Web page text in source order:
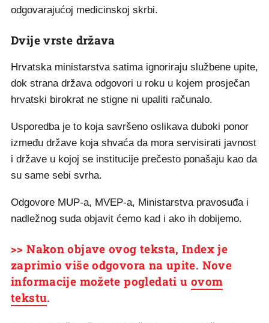
odgovarajućoj medicinskoj skrbi.
Dvije vrste država
Hrvatska ministarstva satima ignoriraju službene upite,
dok strana država odgovori u roku u kojem prosječan
hrvatski birokrat ne stigne ni upaliti računalo.
Usporedba je to koja savršeno oslikava duboki ponor
između države koja shvaća da mora servisirati javnost
i države u kojoj se institucije prečesto ponašaju kao da
su same sebi svrha.
Odgovore MUP-a, MVEP-a, Ministarstva pravosuđa i
nadležnog suda objavit ćemo kad i ako ih dobijemo.
>> Nakon objave ovog teksta, Index je
zaprimio više odgovora na upite. Nove
informacije možete pogledati u ovom
tekstu.